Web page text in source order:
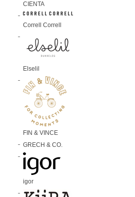
CIENTA
Correll Correll
Elselil
FIN & VINCE
GRECH & CO.
igor